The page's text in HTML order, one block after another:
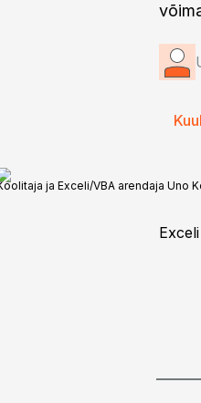
ja Exceli/VBA arendaja Uno